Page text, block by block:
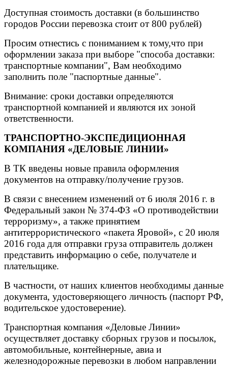
Доступная стоимость доставки (в большинство
городов России перевозка стоит от 800 рублей)
Просим отнестись с пониманием к тому,что при
оформлении заказа при выборе "способа доставки:
транспортные компании", Вам необходимо
заполнить поле "паспортные данные".
Внимание: сроки доставки определяются
транспортной компанией и являются их зоной
ответственности.
ТРАНСПОРТНО-ЭКСПЕДИЦИОННАЯ
КОМПАНИЯ «ДЕЛОВЫЕ ЛИНИИ»
В ТК введены новые правила оформления
документов на отправку/получение грузов.
В связи с внесением изменений от 6 июля 2016 г. в
Федеральный закон № 374-ФЗ «О противодействии
терроризму», а также принятием
антитеррористического «пакета Яровой», с 20 июля
2016 года для отправки груза отправитель должен
представить информацию о себе, получателе и
плательщике.
В частности, от наших клиентов необходимы данные
документа, удостоверяющего личность (паспорт РФ,
водительское удостоверение).
Транспортная компания «Деловые Линии»
осуществляет доставку сборных грузов и посылок,
автомобильные, контейнерные, авиа и
железнодорожные перевозки в любом направлении